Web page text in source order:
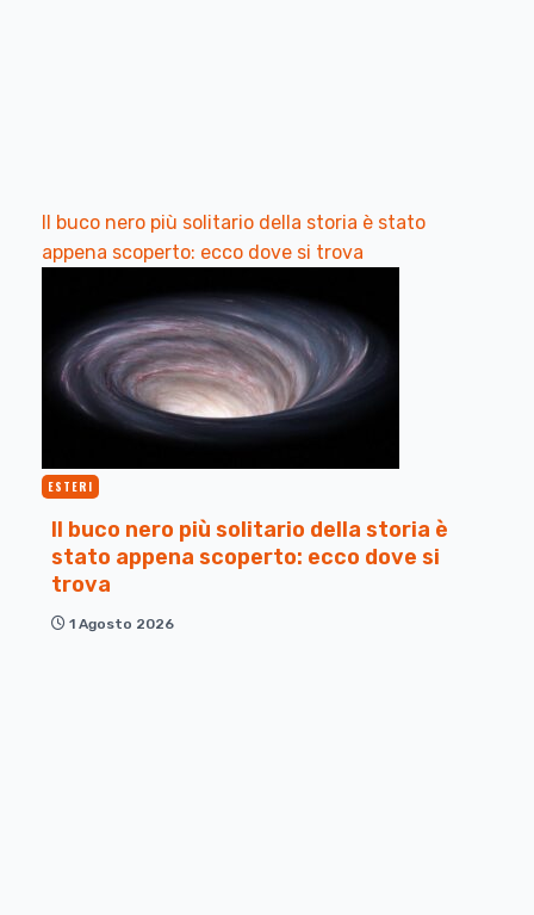
Il buco nero più solitario della storia è stato
appena scoperto: ecco dove si trova
ESTERI
Il buco nero più solitario della storia è
stato appena scoperto: ecco dove si
trova
1 Agosto 2026